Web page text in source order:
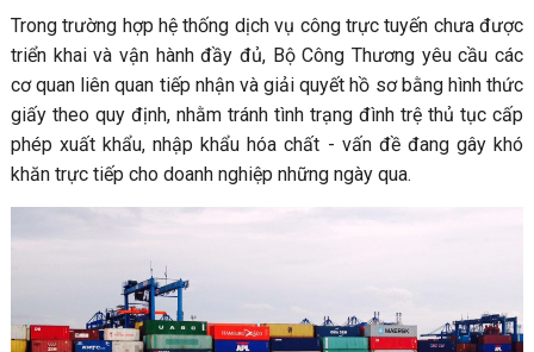
Trong trường hợp hệ thống dịch vụ công trực tuyến chưa được
triển khai và vận hành đầy đủ, Bộ Công Thương yêu cầu các
cơ quan liên quan tiếp nhận và giải quyết hồ sơ bằng hình thức
giấy theo quy định, nhằm tránh tình trạng đình trệ thủ tục cấp
phép xuất khẩu, nhập khẩu hóa chất - vấn đề đang gây khó
khăn trực tiếp cho doanh nghiệp những ngày qua.